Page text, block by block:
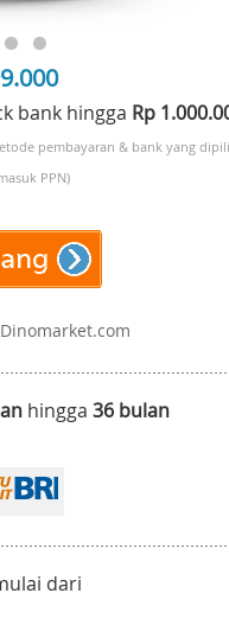
bank hingga Rp
pembayaran & bank yang
PPN)
hingga 36 bulan
dari